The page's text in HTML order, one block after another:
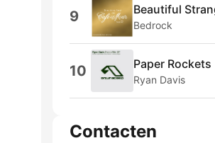
9 Beautiful
Bedrock
10 Paper Rockets
Ryan Davis
Contacten